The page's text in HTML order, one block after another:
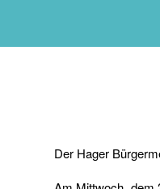
Der Hager